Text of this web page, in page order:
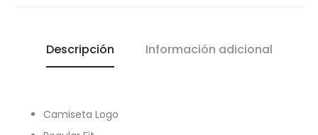
Descripción Información adicional
Camiseta Logo